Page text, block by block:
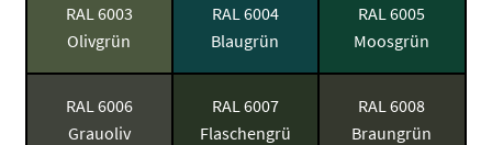
RAL 6003
Olivgrün
RAL 6004
Blaugrün
RAL 6005
Moosgrün
RAL 6006
Grauoliv
RAL 6007
Flaschengrü
RAL 6008
Braungrün